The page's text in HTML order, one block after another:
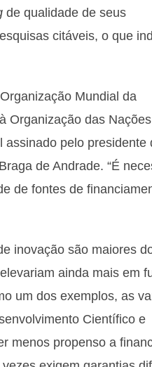
de qualidade de seus
citáveis, o que
Mundial da
Organização das
pelo presidente
de Andrade. “É
de fontes de
inovação são maiores
ainda mais em
um dos exemplos, as
Científico e
menos propenso a